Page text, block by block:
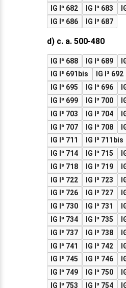
IG I³ 682
IG I³ 683
IG I³ 686
IG I³ 687
d) c. a. 500-480
IG I³ 688 IG I³ 689
IG I³ 691bis
IG I³ 692
IG I³ 695
IG I³ 696
IG I³ 699
IG I³ 700
IG I³ 703
IG I³ 704
IG I³ 707
IG I³ 708
IG I³ 711
IG I³ 711bis
IG I³ 714
IG I³ 715
IG I³ 718
IG I³ 719
IG I³ 722
IG I³ 723
IG I³ 726
IG I³ 727
IG I³ 730
IG I³ 731
IG I³ 734
IG I³ 735
IG I³ 737
IG I³ 738
IG I³ 741
IG I³ 742
IG I³ 745
IG I³ 746
IG I³ 749
IG I³ 750
IG I³ 753
IG I³ 754